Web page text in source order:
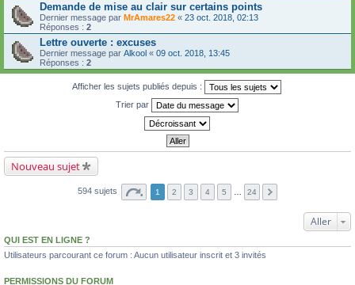
Demande de mise au clair sur certains points
Dernier message par MrAmares22 « 23 oct. 2018, 02:13
Réponses : 2
Lettre ouverte : excuses
Dernier message par Alkool « 09 oct. 2018, 13:45
Réponses : 2
Afficher les sujets publiés depuis :
Trier par
Nouveau sujet
594 sujets 1 2 3 4 5 24
Aller
QUI EST EN LIGNE ?
Utilisateurs parcourant ce forum : Aucun utilisateur inscrit et 3 invités
PERMISSIONS DU FORUM